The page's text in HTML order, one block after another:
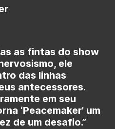
as fintas do show
ele
das linhas
antecessores.
em seu
‘Peacemaker’ um
de um desafio.”